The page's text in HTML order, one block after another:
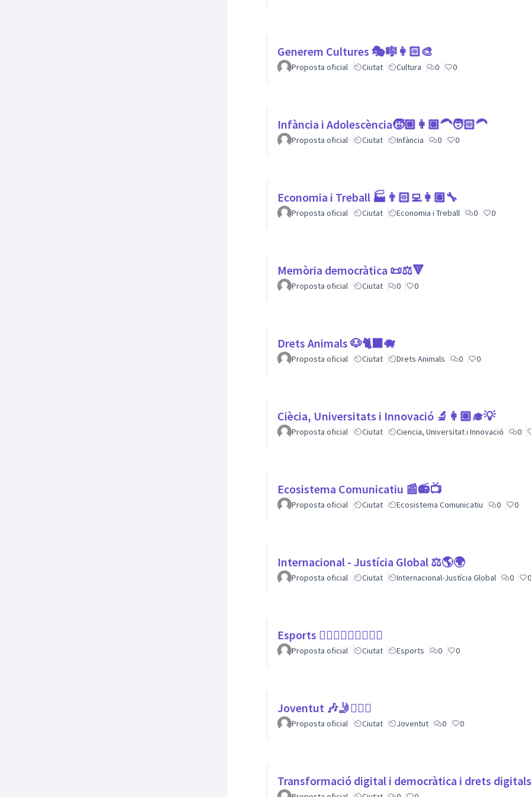
Generem Cultures 🎭🎼👩🏻‍🎨
Proposta oficial Ciutat Cultura 0 0
Infància i Adolescència🧒🏼👩🏽‍🦱🧑🏻‍🦱
Proposta oficial Ciutat Infància 0 0
Economia i Treball 🏭👨🏻‍💻👩🏽‍🔧
Proposta oficial Ciutat Economia i Treball 0 0
Memòria democràtica 📜⚖️🔻
Proposta oficial Ciutat 0 0
Drets Animals 🐶🐈‍⬛️🐗
Proposta oficial Ciutat Drets Animals 0 0
Ciècia, Universitats i Innovació 🔬👩🏽‍🎓💡
Proposta oficial Ciutat Ciencia, Universitat i Innovació 0
Ecosistema Comunicatiu 📰📻📺
Proposta oficial Ciutat Ecosistema Comunicatiu 0 0
Internacional - Justícia Global ⚖️🌎🌍
Proposta oficial Ciutat Internacional-Justícia Global 0 0
Esports 🏃🏾‍♀⛹🏼‍♀🏄🏼‍♂
Proposta oficial Ciutat Esports 0 0
Joventut 🎶🤳🙇🏽‍♀
Proposta oficial Ciutat Joventut 0 0
Transformació digital i democràtica i drets